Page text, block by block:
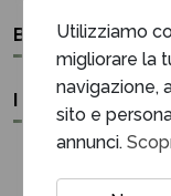
Bisogno di aiuto?
I nostri contatti
Utilizziamo
migliorare la
navigazione,
sito e
annunci.